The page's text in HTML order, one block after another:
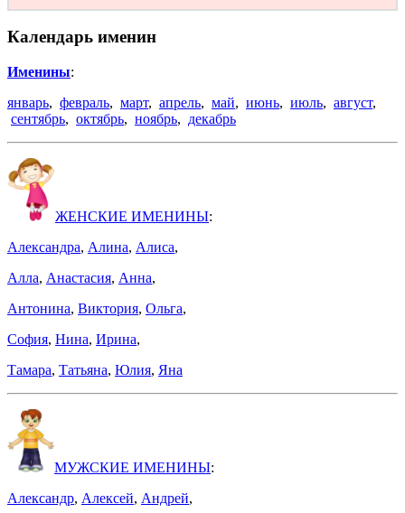
Календарь именин
Именины:
январь, февраль, март, апрель, май, июнь, июль, август,
сентябрь, октябрь, ноябрь, декабрь
ЖЕНСКИЕ ИМЕНИНЫ:
Александра, Алина, Алиса,
Алла, Анастасия, Анна,
Антонина, Виктория, Ольга,
София, Нина, Ирина,
Тамара, Татьяна, Юлия, Яна
МУЖСКИЕ ИМЕНИНЫ:
Александр, Алексей, Андрей,